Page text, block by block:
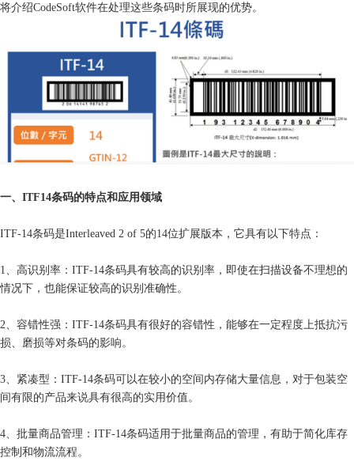
将介绍CodeSoft软件在处理这些条码时所展现的优势。
一、ITF14条码的特点和应用领域
ITF-14条码是Interleaved 2 of 5的14位扩展版本，它具有以下特点：
1、高识别率：ITF-14条码具有较高的识别率，即使在扫描设备不理想的
情况下，也能保证较高的识别准确性。
2、容错性强：ITF-14条码具有很好的容错性，能够在一定程度上抵抗污
损、磨损等对条码的影响。
3、紧凑型：ITF-14条码可以在较小的空间内存储大量信息，对于包装空
间有限的产品来说具有很高的实用价值。
4、批量商品管理：ITF-14条码适用于批量商品的管理，有助于简化库存
控制和物流流程。